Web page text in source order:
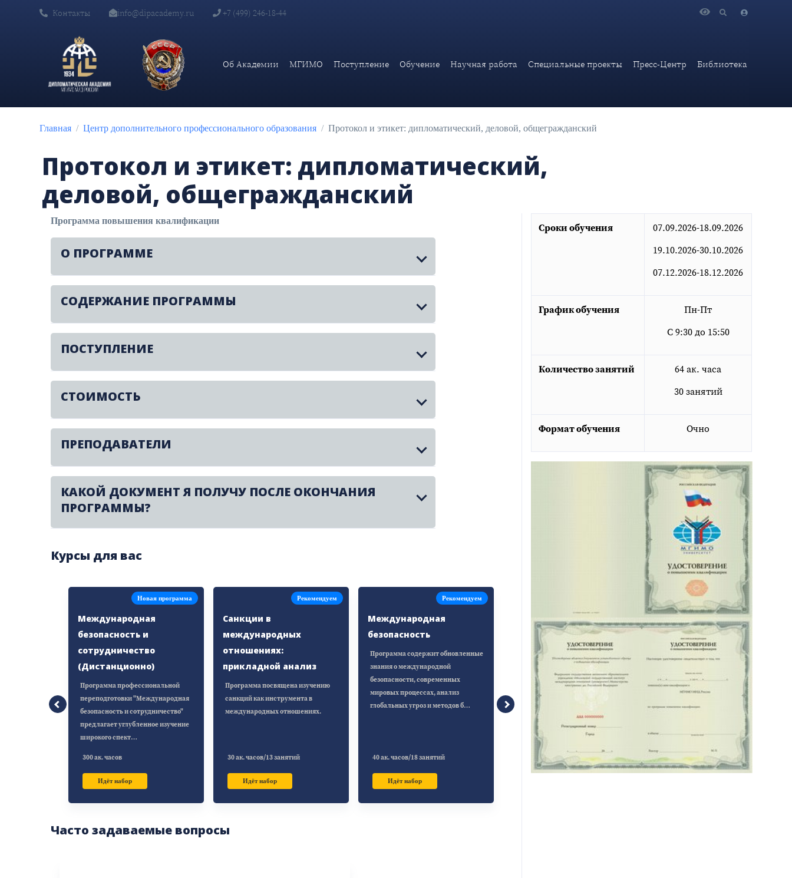
Контакты info@dipacademy.ru +7 (499) 246-18-44
Об Академии МГИМО Поступление Обучение Научная работа Специальные проекты Пресс-Центр Библиотека
Обучение Программы повышения квалификации ПРОТОКОЛ И ЭТИКЕТ: ДИПЛОМАТИЧЕСКИЙ, ДЕЛОВОЙ, ОБЩЕГРАЖДАНСКИЙ
Главная Центр дополнительного профессионального образования Протокол и этикет: дипломатический, деловой, общегражданский
Протокол и этикет: дипломатический,
деловой, общегражданский
Программа повышения квалификации
О ПРОГРАММЕ
СОДЕРЖАНИЕ ПРОГРАММЫ
ПОСТУПЛЕНИЕ
СТОИМОСТЬ
ПРЕПОДАВАТЕЛИ
КАКОЙ ДОКУМЕНТ Я ПОЛУЧУ ПОСЛЕ ОКОНЧАНИЯ
ПРОГРАММЫ?
Курсы для вас
Новая программа
Международная
безопасность и
сотрудничество
(Дистанционно)
Программа профессиональной
переподготовки "Международная
безопасность и сотрудничество"
предлагает углубленное изучение
широкого спект…
300 ак. часов
Идёт набор
Рекомендуем
Санкции в
международных
отношениях:
прикладной анализ
Программа посвящена изучению
санкций как инструмента в
международных отношениях.
30 ак. часов/13 занятий
Идёт набор
Рекомендуем
Международная
безопасность
Программа содержит обновленные
знания о международной
безопасности, современных
мировых процессах, анализ
глобальных угроз и методов б…
40 ак. часов/18 занятий
Идёт набор
Часто задаваемые вопросы
Сроки обучения
07.09.2026-18.09.2026
19.10.2026-30.10.2026
07.12.2026-18.12.2026
График обучения
Пн-Пт
С 9:30 до 15:50
Количество занятий
64 ак. часа
30 занятий
Формат обучения Очно